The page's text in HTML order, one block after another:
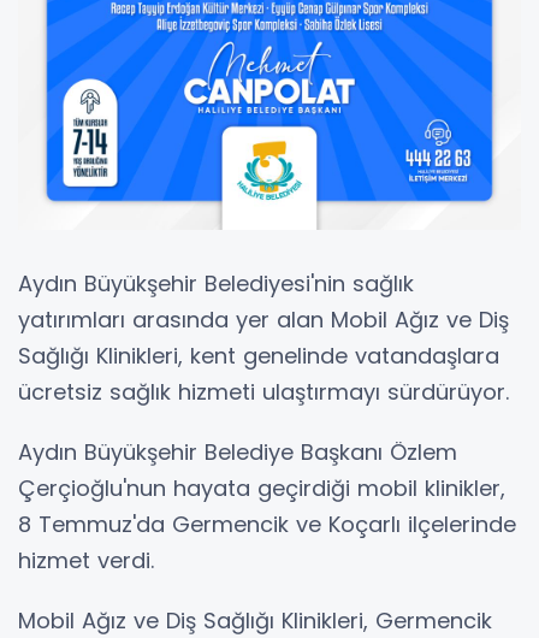
Aydın Büyükşehir Belediyesi'nin sağlık
yatırımları arasında yer alan Mobil Ağız ve Diş
Sağlığı Klinikleri, kent genelinde vatandaşlara
ücretsiz sağlık hizmeti ulaştırmayı sürdürüyor.
Aydın Büyükşehir Belediye Başkanı Özlem
Çerçioğlu'nun hayata geçirdiği mobil klinikler,
8 Temmuz'da Germencik ve Koçarlı ilçelerinde
hizmet verdi.
Mobil Ağız ve Diş Sağlığı Klinikleri, Germencik